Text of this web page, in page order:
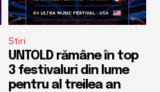
Stiri
UNTOLD rămâne în top
3 festivaluri din lume
pentru al treilea an